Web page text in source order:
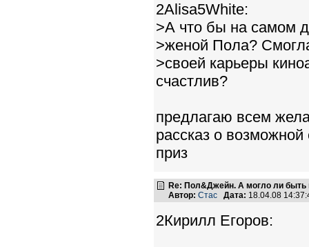
2Alisa5White:
>А что бы на самом
>женой Пола?
>своей карьеры
счастлив?
предлагаю всем
рассказ о
приз
Re: Пол&Джейн. А могло ли быть
Автор: Стас Дата: 18.04.08
2Кирилл Егоров: